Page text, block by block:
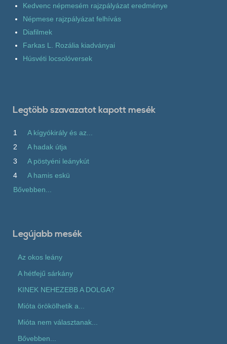
Kedvenc népmesém rajzpályázat eredménye
Népmese rajzpályázat felhívás
Diafilmek
Farkas L. Rozália kiadványai
Húsvéti locsolóversek
Legtöbb szavazatot kapott mesék
1
A kígyókirály és az...
2
A hadak útja
3
A pöstyéni leánykút
4
A hamis eskü
Bővebben...
Legújabb mesék
Az okos leány
A hétfejű sárkány
KINEK NEHEZEBB A DOLGA?
Mióta örökölhetik a...
Mióta nem választanak...
Bővebben...